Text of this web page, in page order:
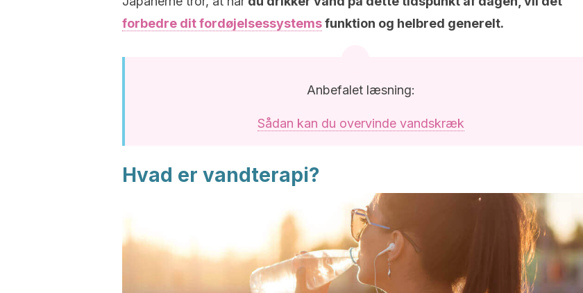
forbedre dit fordøjelsessystemsfunktion og helbred generelt.
Anbefalet læsning:
Sådan kan du overvinde vandskræk
Hvad er vandterapi?